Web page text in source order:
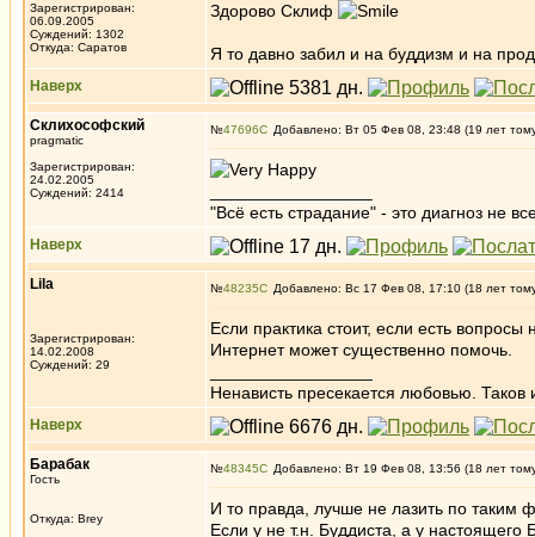
Зарегистрирован:
06.09.2005
Суждений: 1302
Откуда: Саратов
Здорово Склиф
Я то давно забил и на буддизм и на
Наверх
Склихософский
pragmatic
Зарегистрирован:
24.02.2005
Суждений: 2414
№47696 Добавлено: Вт 05 Фев 08, 23:48 (19 лет
"Всё есть страдание" - это диагноз не
Наверх
Lila
Зарегистрирован:
14.02.2008
Суждений: 29
№48235 Добавлено: Вс 17 Фев 08, 17:10 (18 лет
Если практика стоит, если есть
Интернет может существенно помочь.
Ненависть пресекается любовью. Таков
Наверх
Барабак
Гость
Откуда: Brey
№48345 Добавлено: Вт 19 Фев 08, 13:56 (18 лет
И то правда, лучше не лазить по таким
Если у не т.н. Буддиста, а у настоящего